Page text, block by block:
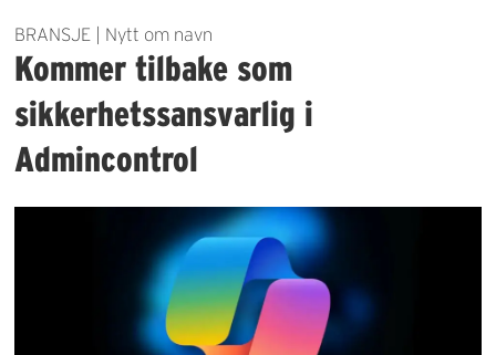
BRANSJE | Nytt om navn
Kommer tilbake som
sikkerhetssansvarlig i
Admincontrol